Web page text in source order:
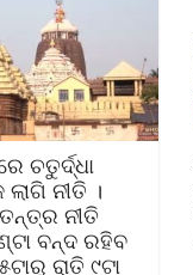
ଚତୁର୍ଦ୍ଧା
ନୀତି ।
ନୀତି
ବନ୍ଦ ରହିବ
ରାତି ୯ଟା